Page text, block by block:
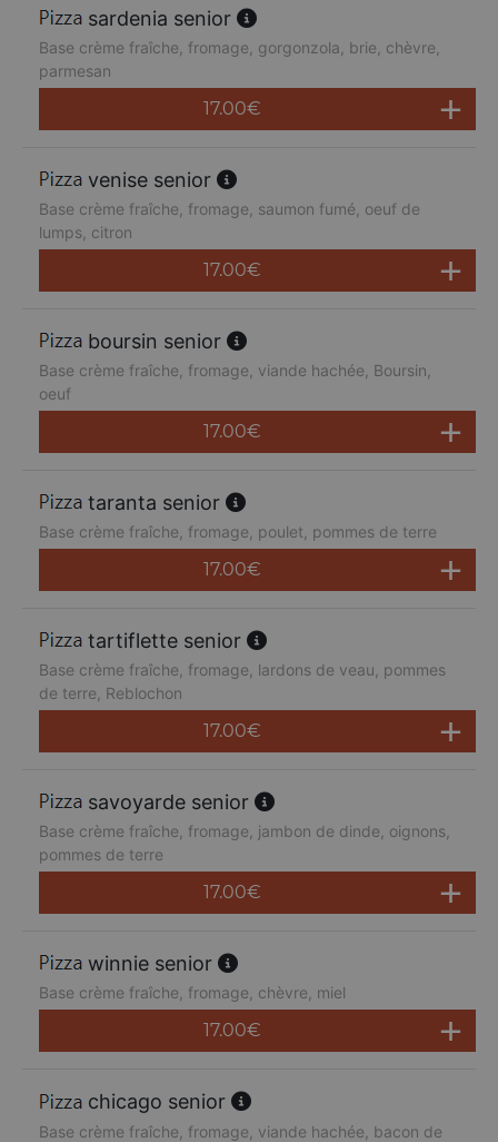
sardenia senior
Base crème fraîche, fromage, gorgonzola, brie, chèvre,
parmesan
17.00€
venise senior
Base crème fraîche, fromage, saumon fumé, oeuf de
lumps, citron
17.00€
boursin senior
Base crème fraîche, fromage, viande hachée, Boursin,
oeuf
17.00€
taranta senior
Base crème fraîche, fromage, poulet, pommes de terre
17.00€
tartiflette senior
Base crème fraîche, fromage, lardons de veau, pommes
de terre, Reblochon
17.00€
savoyarde senior
Base crème fraîche, fromage, jambon de dinde, oignons,
pommes de terre
17.00€
winnie senior
Base crème fraîche, fromage, chèvre, miel
17.00€
chicago senior
Base crème fraîche, fromage, viande hachée, bacon de